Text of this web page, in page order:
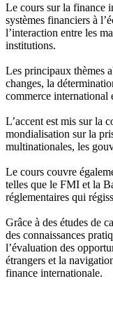
Le cours sur la finance
systèmes financiers à
l’interaction entre les
institutions.
Les principaux thèmes
changes, la
commerce international
L’accent est mis sur la
mondialisation sur la
multinationales, les
Le cours couvre
telles que le FMI et la
réglementaires qui
Grâce à des études de
des connaissances
l’évaluation des
étrangers et la
finance internationale.